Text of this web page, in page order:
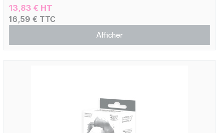
13,83 € HT
16,59 € TTC
Afficher